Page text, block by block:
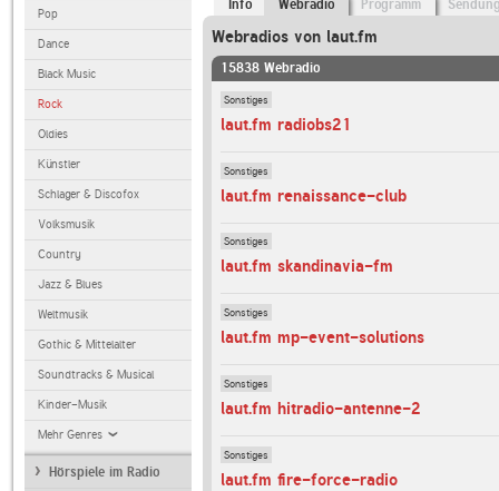
Pop
Dance
Black Music
Rock
Oldies
Künstler
Schlager & Discofox
Volksmusik
Country
Jazz & Blues
Weltmusik
Gothic & Mittelalter
Soundtracks & Musical
Kinder-Musik
Mehr Genres
Hörspiele im Radio
Info Webradio Programm
Webradios von laut.fm
15838 Webradio
Sonstiges
laut.fm radiobs21
Sonstiges
laut.fm renaissance-club
Sonstiges
laut.fm skandinavia-fm
Sonstiges
laut.fm mp-event-solutions
Sonstiges
laut.fm hitradio-antenne-2
Sonstiges
laut.fm fire-force-radio